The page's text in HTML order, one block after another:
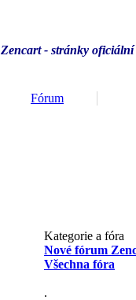
Zencart - stránky oficiální
Fórum
Kategorie a fóra
Nové fórum
Všechna fóra
.